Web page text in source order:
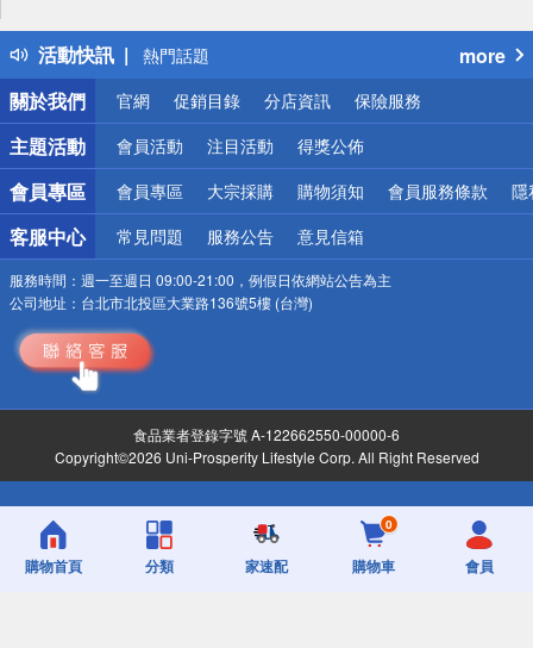
活動快訊
得獎公告
熱門話題
銀行優惠
偏遠地區配送
詐騙網頁！請小心！
more
關於我們
官網 促銷目錄 分店資訊 保險服務
主題活動 會員活動 注目活動 得獎公佈
會員專區 會員專區 大宗採購 購物須知 會員服務條款 隱
客服中心 常見問題 服務公告 意見信箱
服務時間： 週一至週日 09:00-21:00，例假日依網站公告為主
公司地址： 台北市北投區大業路136號5樓 (台灣)
食品業者登錄字號 A-122662550-00000-6
Copyright©2026 Uni-Prosperity Lifestyle Corp. All Right Reserved
購物首頁 分類 家速配
0
購物車 會員